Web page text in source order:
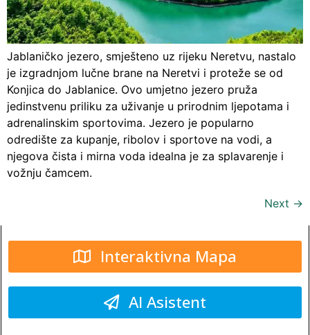
Jablaničko jezero, smješteno uz rijeku Neretvu, nastalo
je izgradnjom lučne brane na Neretvi i proteže se od
Konjica do Jablanice. Ovo umjetno jezero pruža
jedinstvenu priliku za uživanje u prirodnim ljepotama i
adrenalinskim sportovima. Jezero je popularno
odredište za kupanje, ribolov i sportove na vodi, a
njegova čista i mirna voda idealna je za splavarenje i
vožnju čamcem.
Next →
Interaktivna Mapa
AI Asistent